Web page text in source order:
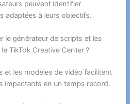
peuvent identifier
adaptées à leurs objectifs.
le générateur de scripts et les
TikTok Creative Center ?
et les modèles de vidéo facilitent
impactants en un temps record.